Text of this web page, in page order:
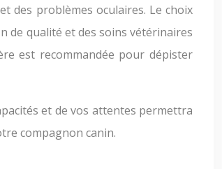
des problèmes oculaires. Le choix
de qualité et des soins vétérinaires
est recommandée pour dépister
et de vos attentes permettra
compagnon canin.